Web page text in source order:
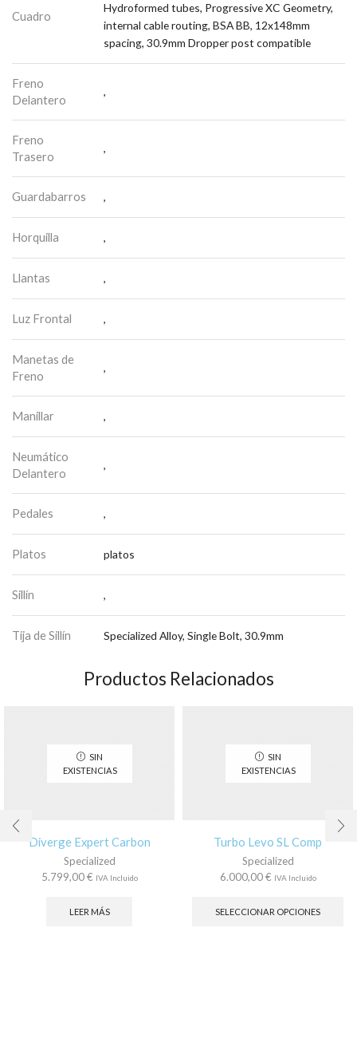
Cuadro
Hydroformed tubes, Progressive XC Geometry,
internal cable routing, BSA BB, 12x148mm
spacing, 30.9mm Dropper post compatible
Freno
Delantero
,
Freno
Trasero
,
Guardabarros ,
Horquilla ,
Llantas ,
Luz Frontal ,
Manetas de
Freno
,
Manillar ,
Neumático
Delantero
,
Pedales ,
Platos platos
Sillín ,
Tija de Sillín Specialized Alloy, Single Bolt, 30.9mm
Productos Relacionados
SIN
EXISTENCIAS
Diverge Expert Carbon
Specialized
5.799,00€ IVA Incluido
LEER MÁS
SIN
EXISTENCIAS
Turbo Levo SL Comp
Specialized
6.000,00€ IVA Incluido
SELECCIONAR OPCIONES